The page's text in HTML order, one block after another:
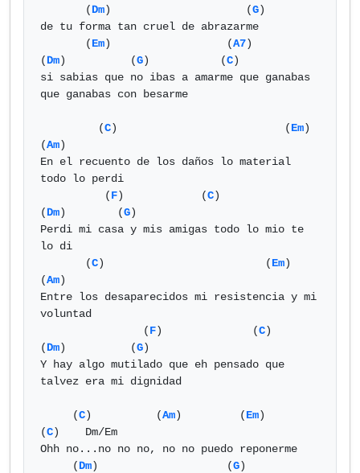
       (
Dm)                     (G)
de tu forma tan cruel de abrazarme
       (
Em)                  (A7)
(Dm)          (G)           (C)
si sabias que no ibas a amarme que ganabas
que ganabas con besarme
         (
C)                          (Em)
(Am)
En el recuento de los daños lo material
todo lo perdi
          (
F)            (C)
(Dm)        (G)
Perdi mi casa y mis amigas todo lo mio te
lo di
       (
C)                         (Em)
(Am)
Entre los desaparecidos mi resistencia y mi
voluntad
                (
F)              (C)
(Dm)          (G)
Y hay algo mutilado que eh pensado que
talvez era mi dignidad
     (
C)          (Am)         (Em)
(C)    Dm/Em
Ohh no...no no no, no no puedo reponerme
     (
Dm)                    (G)